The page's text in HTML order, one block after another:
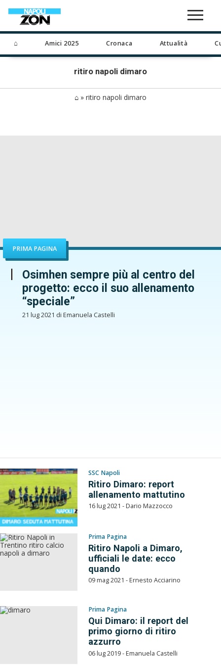
⌂ Amici 2025 Cronaca Attualità
ritiro napoli dimaro
⌂ » ritiro napoli dimaro
PRIMA PAGINA
Osimhen sempre più al centro del
progetto: ecco il suo allenamento
“speciale”
21 lug 2021 di Emanuela Castelli
SSC Napoli
Ritiro Dimaro: report
allenamento mattutino
16 lug 2021 - Dario Mazzocco
Prima Pagina
Ritiro Napoli a Dimaro,
ufficiali le date: ecco
quando
09 mag 2021 - Ernesto Acciarino
Prima Pagina
Qui Dimaro: il report del
primo giorno di ritiro
azzurro
06 lug 2019 - Emanuela Castelli